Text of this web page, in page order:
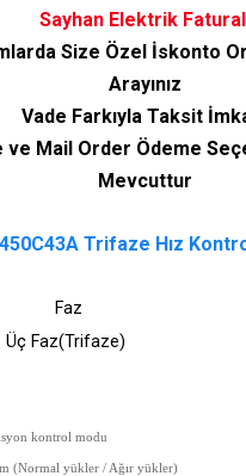
Sayhan Elektrik
Size Özel İskonto
Arayınız
Vade Farkıyla Taksit
ve Mail Order Ödeme
Mevcuttur
Trifaze Hız
Faz
Üç Faz(Trifaze)
kontrol modu
(Normal yükler / Ağır yükler)